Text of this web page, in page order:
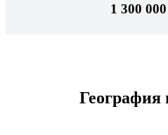
1 300
География